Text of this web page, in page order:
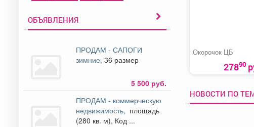
ОБЪЯВЛЕНИЯ
ПРОДАМ - САПОГИ
зимние,36 размер
5 500 руб.
ПРОДАМ - коммерческую
недвижимость, площадь
(280 кв. м), Код ...
Окорочок ЦБ
27890
НОВОСТИ ПО